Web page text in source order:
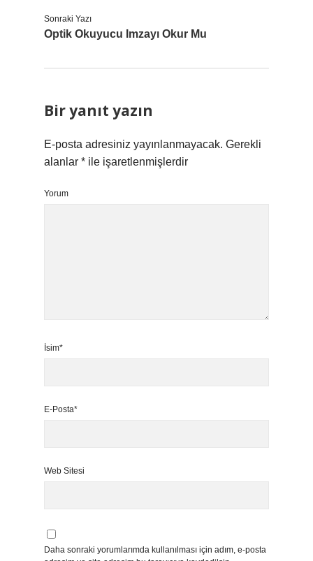
Sonraki Yazı
Optik Okuyucu Imzayı Okur Mu
Bir yanıt yazın
E-posta adresiniz yayınlanmayacak. Gerekli
alanlar * ile işaretlenmişlerdir
Yorum
İsim*
E-Posta*
Web Sitesi
Daha sonraki yorumlarımda kullanılması için adım, e-posta